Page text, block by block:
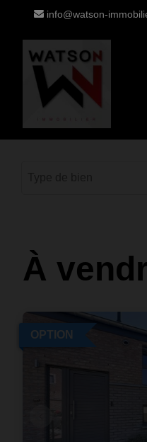
info@watson-
78.03.80 0493/18.51.51
À
OPTION